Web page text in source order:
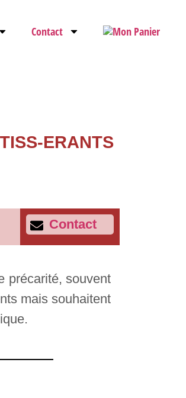
Contact
ERANTS
Contact
précarité, souvent
mais souhaitent